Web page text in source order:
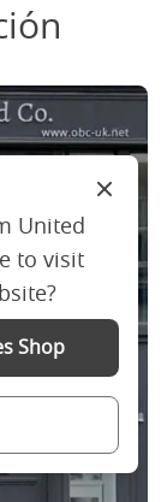
United
to visit
Shop
Close